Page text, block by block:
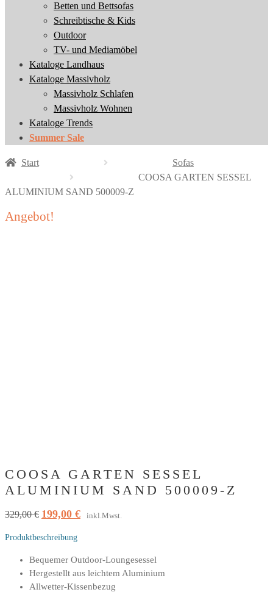
Betten und Bettsofas
Schreibtische & Kids
Outdoor
TV- und Mediamöbel
Kataloge Landhaus
Kataloge Massivholz
Massivholz Schlafen
Massivholz Wohnen
Kataloge Trends
Summer Sale
Start
Sofas
COOSA GARTEN SESSEL
ALUMINIUM SAND 500009-Z
Angebot!
COOSA GARTEN SESSEL
ALUMINIUM SAND 500009-Z
329,00€ Ursprünglicher
war:
199,00 €Aktueller
inkl.Mwst.
Produktbeschreibung
Bequemer Outdoor-Loungesessel
Hergestellt aus leichtem Aluminium
Allwetter-Kissenbezug